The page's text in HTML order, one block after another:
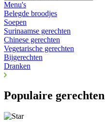
Menu's
Belegde broodjes
Soepen
Surinaamse gerechten
Chinese gerechten
Vegetarische gerechten
Bijgerechten
Dranken
Populaire gerechten